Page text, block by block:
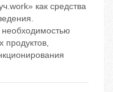
как средства
необходимостью
продуктов,